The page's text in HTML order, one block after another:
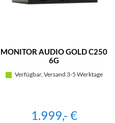
MONITOR AUDIO GOLD C250
6G
Verfügbar, Versand 3-5 Werktage
1.999,- €